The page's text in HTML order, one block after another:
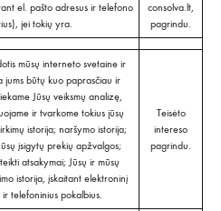
el. pašto adresus ir telefono
jei tokių yra.
consolva.lt,
pagrindu.
mūsų interneto svetaine ir
jums būtų kuo paprasčiau ir
Jūsų veiksmų analizę,
ir tvarkome tokius jūsų
istorija; naršymo istorija;
įsigytų prekių apžvalgos;
atsakymai; Jūsų ir mūsų
istorija, įskaitant elektroninį
ir telefoninius pokalbius.
Teisėto
intereso
pagrindu.